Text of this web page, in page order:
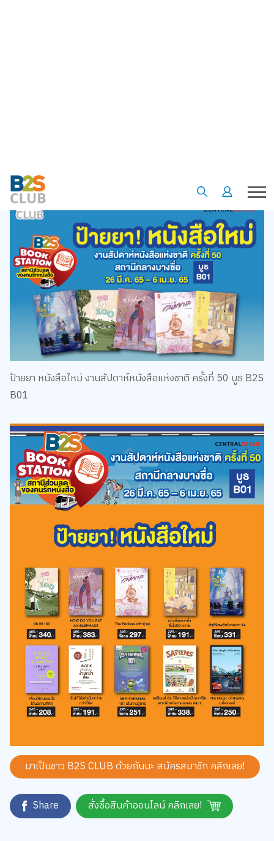
22 มี.ค. 65
ป้ายยา หนังสือใหม่ งานสัปดาห์หนังสือแห่งชาติ ครั้งที่ 50 บูธ B2S
B01
มาเป็นชาว B2S CLUB ด้วยกันนะ สมัครสมาชิก คลิกเลย!
Share สั่งซื้อสินค้าออนไลน์ คลิกเลย!